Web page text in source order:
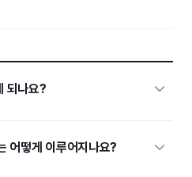
되나요?
어떻게 이루어지나요?